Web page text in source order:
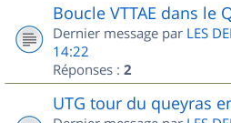
Boucle VTTAE dans le
Dernier message par LES
14:22
Réponses : 2
UTG tour du queyras